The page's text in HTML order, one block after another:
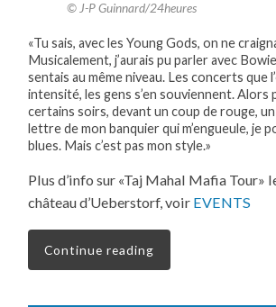
© J-P Guinnard/24heures
«Tu sais, avec les Young Gods, on ne
Musicalement, j’aurais pu parler avec
sentais au même niveau. Les concerts que
intensité, les gens s’en souviennent.
certains soirs, devant un coup de rouge,
lettre de mon banquier qui m’engueule, je
blues. Mais c’est pas mon style.»
Plus d’info sur «Taj Mahal Mafia Tour»
château d’Ueberstorf, voir EVENTS
Continue reading